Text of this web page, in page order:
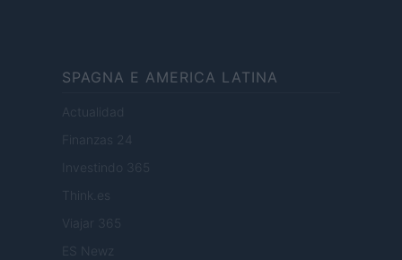
SPAGNA E AMERICA LATINA
Actualidad
Finanzas 24
Investindo 365
Think.es
Viajar 365
ES Newz